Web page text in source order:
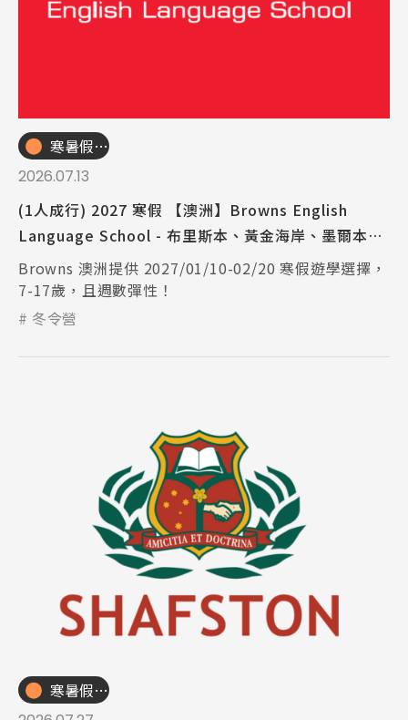
寒暑假遊學團
2026.07.13
(1人成行) 2027 寒假 【澳洲】Browns English
Language School - 布里斯本、黃金海岸、墨爾本｜
寒假遊學 (1~6週)
Browns 澳洲提供 2027/01/10-02/20 寒假遊學選擇，
7-17歲，且週數彈性！
冬令營
寒暑假遊學團